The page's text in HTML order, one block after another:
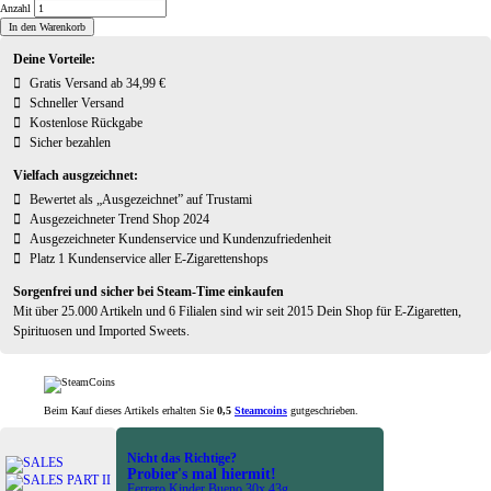
Anzahl
In den Warenkorb
Deine Vorteile:
Gratis Versand ab 34,99 €
Schneller Versand
Kostenlose Rückgabe
Sicher bezahlen
Vielfach ausgzeichnet:
Bewertet als „Ausgezeichnet” auf Trustami
Ausgezeichneter Trend Shop 2024
Ausgezeichneter Kundenservice und Kundenzufriedenheit
Platz 1 Kundenservice aller E-Zigarettenshops
Sorgenfrei und sicher bei Steam-Time einkaufen
Mit über 25.000 Artikeln und 6 Filialen sind wir seit 2015 Dein Shop für E-Zigaretten,
Spirituosen und Imported Sweets.
Beim Kauf dieses Artikels erhalten Sie 0,5 Steamcoins gutgeschrieben.
Nicht das Richtige?
Probier's mal hiermit!